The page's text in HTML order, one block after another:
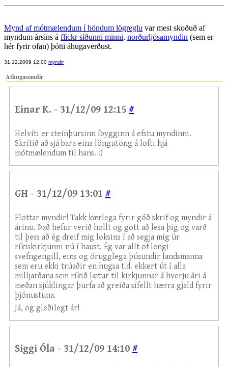
Mynd af mótmælendum í höndum lögreglu var mest skoðuð af
myndum ársins á flickr síðunni minni, norðurljósamyndin (sem er
hér fyrir ofan) þótti áhugaverðust.
31.12.2009 12:00 myndir
Athugasemdir
Einar K. - 31/12/09 12:15 #
Helvíti er steinþursinn íbygginn á efstu myndinni.
Skrítið að sjá bara eina löngutöng á lofti hjá
mótmælendum til hans. :)
GH - 31/12/09 13:01 #
Flottar myndir! Takk kærlega fyrir góð skrif og myndir á
árinu. Það hefur verið hollt og gott að lesa þig og varð
til þess að ég dreif mig loksins í að segja mig úr
ríkiskirkjunni nú í haust. Ég var allt of lengi
svefngengill, eins og örugglega þúsundir landsmanna
sem eru ekki trúaðir en hugsa t.d. ekkert út í alla
milljarðana sem ríkið lætur til kirkjunnar á hverju ári á
meðan sjúklingar þurfa að greiða sífellt hærra gjald fyrir
þjónustuna.
Já, og gleðilegt ár!
Siggi Óla - 31/12/09 14:10 #